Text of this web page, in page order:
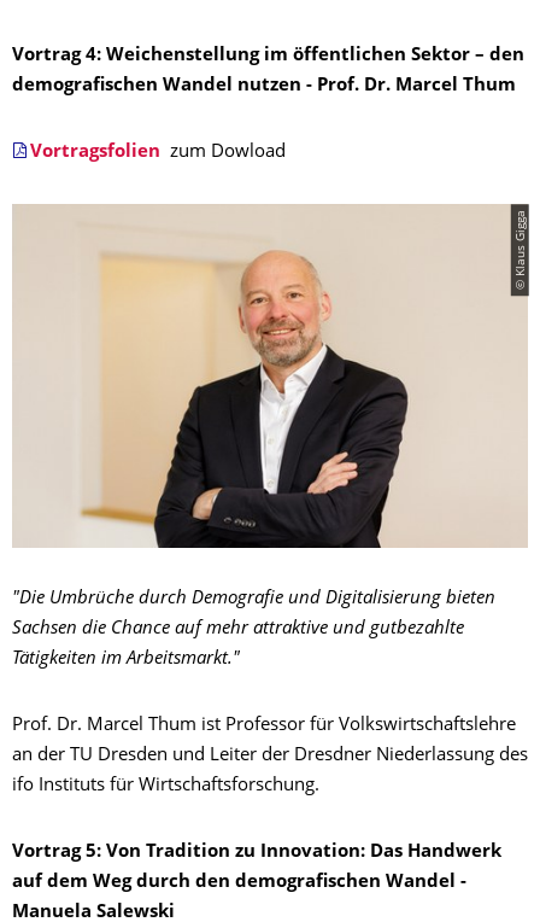
Vortrag 4: Weichenstellung im öffentlichen Sektor – den
demografischen Wandel nutzen - Prof. Dr. Marcel Thum
Vortragsfolien zum Dowload
© Klaus Gigga
"Die Umbrüche durch Demografie und Digitalisierung bieten
Sachsen die Chance auf mehr attraktive und gutbezahlte
Tätigkeiten im Arbeitsmarkt."
Prof. Dr. Marcel Thum ist Professor für Volkswirtschaftslehre
an der TU Dresden und Leiter der Dresdner Niederlassung des
ifo Instituts für Wirtschaftsforschung.
Vortrag 5: Von Tradition zu Innovation: Das Handwerk
auf dem Weg durch den demografischen Wandel -
Manuela Salewski